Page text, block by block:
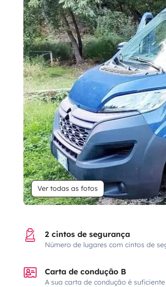
Ver todas as fotos
2 cintos de segurança
Número de lugares com cintos de
Carta de condução B
A sua carta de condução é